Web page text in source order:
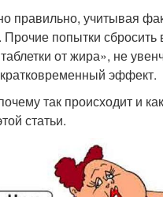
правильно, учитывая
Прочие попытки сбросить
от жира», не
эффект.
так происходит и
статьи.